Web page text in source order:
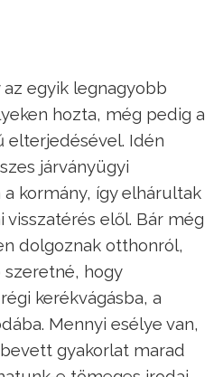
egyik legnagyobb
hozta, még pedig a
elterjedésével. Idén
járványügyi
kormány, így elhárultak
visszatérés elől. Bár még
dolgoznak otthonról,
hogy
kerékvágásba, a
Mennyi esélye van,
gyakorlat marad